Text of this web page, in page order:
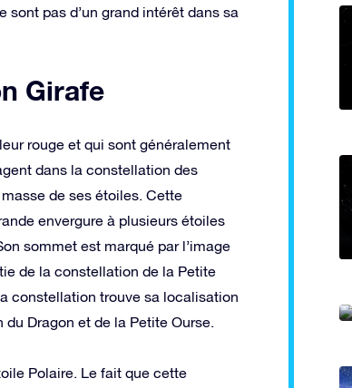
pas d’un grand intérêt dans sa
Girafe
rouge et qui sont généralement
dans la constellation des
de ses étoiles. Cette
envergure à plusieurs étoiles
sommet est marqué par l’image
de la constellation de la Petite
constellation trouve sa localisation
Dragon et de la Petite Ourse.
Polaire. Le fait que cette